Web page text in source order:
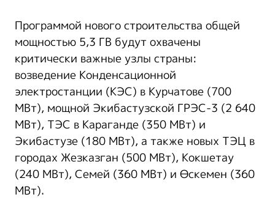
Программой нового строительства общей
мощностью 5,3 ГВ будут охвачены
критически важные узлы страны:
возведение Конденсационной
электростанции (КЭС) в Курчатове (700
МВт), мощной Экибастузской ГРЭС-3 (2 640
МВт), ТЭС в Караганде (350 МВт) и
Экибастузе (180 МВт), а также новых ТЭЦ в
городах Жезказган (500 МВт), Кокшетау
(240 МВт), Семей (360 МВт) и Өскемен (360
МВт).